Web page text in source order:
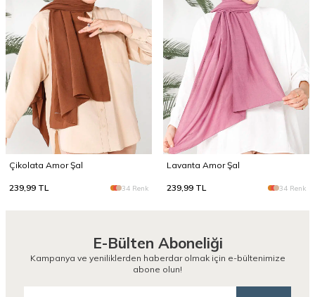
Çikolata Amor Şal
239,99 TL 34 Renk
Lavanta Amor Şal
239,99 TL 34 Renk
E-Bülten Aboneliği
Kampanya ve yeniliklerden haberdar olmak için e-bültenimize
abone olun!